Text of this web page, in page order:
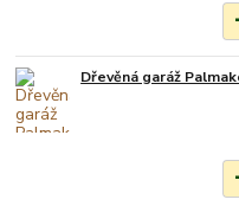
Dřevěná garáž